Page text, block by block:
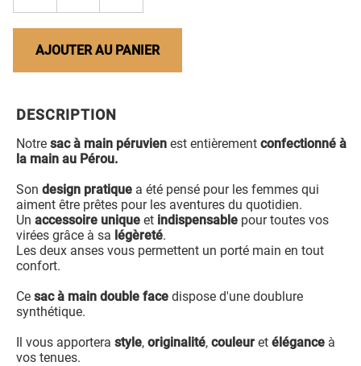
AJOUTER AU PANIER
DESCRIPTION
Notresac à main péruvien est entièrementconfectionné à
la main au Pérou.
Sondesign pratique a été pensé pour les femmes qui
aiment être prêtes pour les aventures du quotidien.
Unaccessoire unique et indispensable pour toutes vos
virées grâce à sa légèreté.
Les deux anses vous permettent un porté main en tout
confort.
Cesac à main double facedispose d'une doublure
synthétique.
Il vous apporterastyle, originalité,couleur etélégance à
vos tenues.